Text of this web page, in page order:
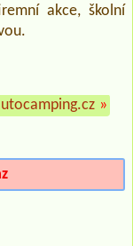
akce, školní
»